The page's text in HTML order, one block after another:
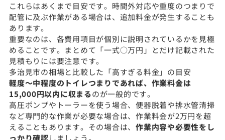
これらはあくまで目安です。時間外対応や重度のつまりで
配管に及ぶ作業がある場合は、追加料金が発生することも
あります。
重要なのは、各費用項目が個別に説明されているかを見極
めることです。まとめて「一式○万円」とだけ記載された
見積もりには要注意です。
多治見市の相場と比較した「高すぎる料金」の目安
軽度〜中程度のトイレつまりであれば、作業料金は
15,000円以内に収まるのが一般的です。
高圧ポンプやトーラーを使う場合、便器脱着や排水管清掃
など専門的な作業が必要な場合は、作業料金が2万円を超
えることもあります。その場合は、 作業内容や必要性をし